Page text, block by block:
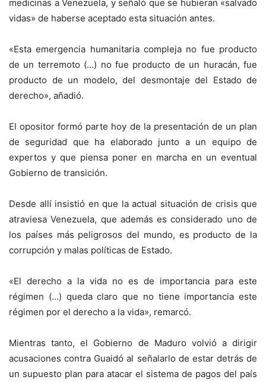
medicinas a Venezuela, y señaló que se hubieran «salvado
vidas» de haberse aceptado esta situación antes.
«Esta emergencia humanitaria compleja no fue producto
de un terremoto (…) no fue producto de un huracán, fue
producto de un modelo, del desmontaje del Estado de
derecho», añadió.
El opositor formó parte hoy de la presentación de un plan
de seguridad que ha elaborado junto a un equipo de
expertos y que piensa poner en marcha en un eventual
Gobierno de transición.
Desde allí insistió en que la actual situación de crisis que
atraviesa Venezuela, que además es considerado uno de
los países más peligrosos del mundo, es producto de la
corrupción y malas políticas de Estado.
«El derecho a la vida no es de importancia para este
régimen (…) queda claro que no tiene importancia este
régimen por el derecho a la vida», remarcó.
Mientras tanto, el Gobierno de Maduro volvió a dirigir
acusaciones contra Guaidó al señalarlo de estar detrás de
un supuesto plan para atacar el sistema de pagos del país